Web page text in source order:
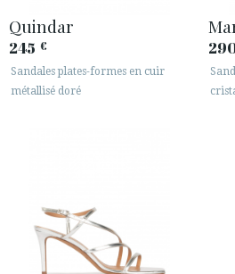
Quindar
245 €
Sandales plates-formes en cuir
métallisé doré